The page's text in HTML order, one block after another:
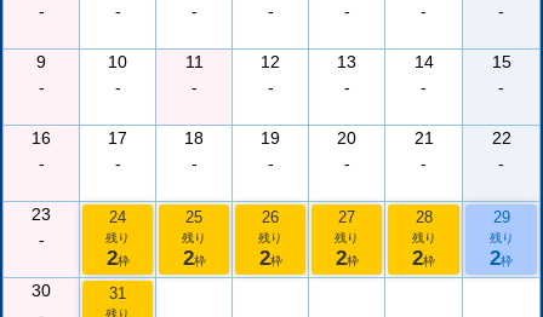
-
-
-
-
-
-
-
9
-
10
-
11
-
12
-
13
-
14
-
15
-
16
-
17
-
18
-
19
-
20
-
21
-
22
-
23
-
24
残り
2枠
25
残り
2枠
26
残り
2枠
27
残り
2枠
28
残り
2枠
29
残り
2枠
30
31